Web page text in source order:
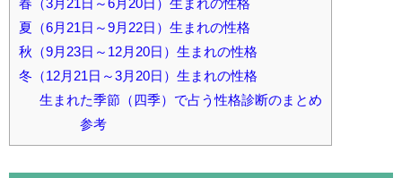
夏（6月21日～9月22日）生まれの性格
秋（9月23日～12月20日）生まれの性格
冬（12月21日～3月20日）生まれの性格
生まれた季節（四季）で占う性格診断のまとめ
参考